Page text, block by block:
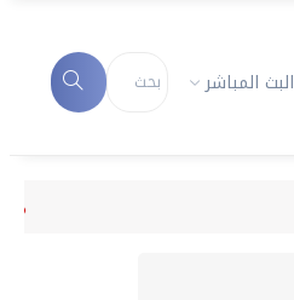
البث المباشر
ضبط